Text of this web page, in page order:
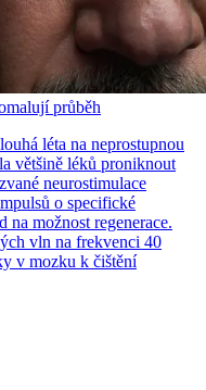
průběh
léta na neprostupnou
většině léků proniknout
neurostimulace
o specifické
možnost regenerace.
vln na frekvenci 40
v mozku k čištění